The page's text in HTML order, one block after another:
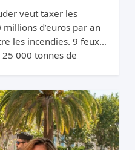
veut taxer les
d’euros par an
les incendies. 9 feux
000 tonnes de